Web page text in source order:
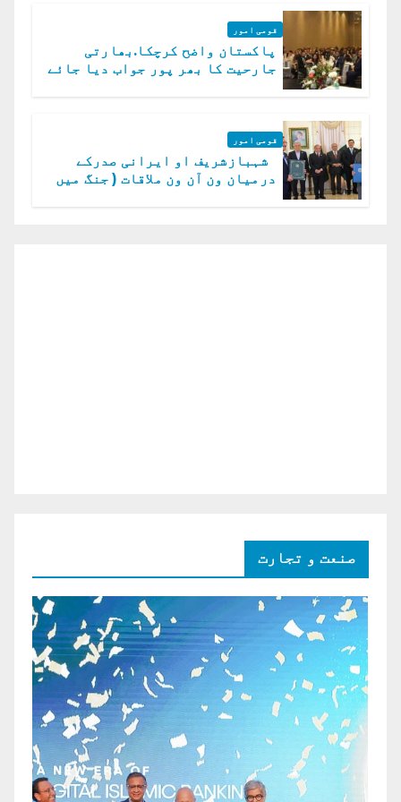
قومی امور
پاکستان واضح کرچکا.بھارتی
جارحیت کا بھر پور جواب دیا جائے
قومی امور
شہبازشریف او ایرانی صدرکے
درمیان ون آن ون ملاقات ( جنگ میں
صنعت و تجارت